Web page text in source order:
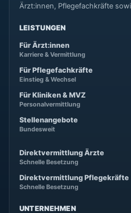
Ärzt:innen, Pflegefachkräfte
LEISTUNGEN
Für Ärzt:innen
Karriere & Vermittlung
Für Pflegefachkräfte
Einstieg & Wechsel
Für Kliniken & MVZ
Personalvermittlung
Stellenangebote
Bundesweit
Direktvermittlung Ärzte
Schnelle Besetzung
Direktvermittlung Pflegekräfte
Schnelle Besetzung
UNTERNEHMEN